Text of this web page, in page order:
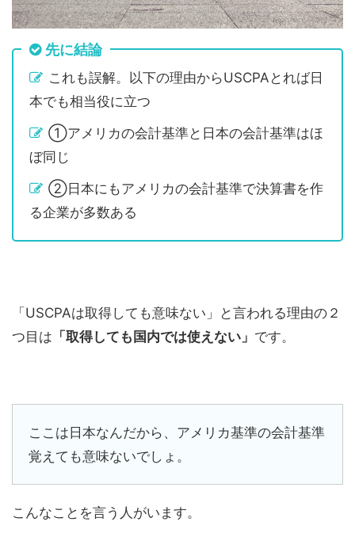
先に結論
これも誤解。以下の理由からUSCPAとれば日
本でも相当役に立つ
①アメリカの会計基準と日本の会計基準はほ
ぼ同じ
②日本にもアメリカの会計基準で決算書を作
る企業が多数ある
「USCPAは取得しても意味ない」と言われる理由の２
つ目は 「取得しても国内では使えない」 です。
ここは日本なんだから、アメリカ基準の会計基準
覚えても意味ないでしょ。
こんなことを言う人がいます。